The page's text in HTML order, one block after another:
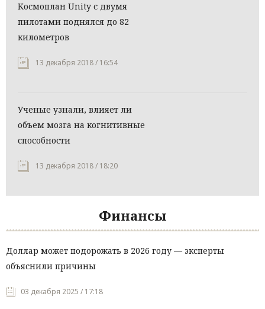
Космоплан Unity с двумя
пилотами поднялся до 82
километров
13 декабря 2018 / 16:54
Ученые узнали, влияет ли
объем мозга на когнитивные
способности
13 декабря 2018 / 18:20
Финансы
Доллар может подорожать в 2026 году — эксперты
объяснили причины
03 декабря 2025 / 17:18